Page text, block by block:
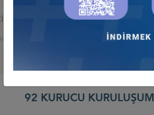
MASLAHATGÜZARI İLE TOPLANTI
Türkiye - Mısır İş Konseyi
92 KURUCU